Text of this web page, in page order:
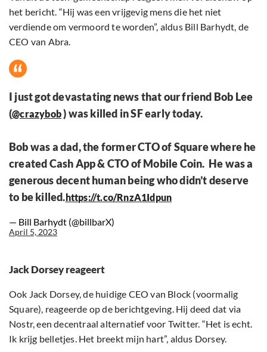
het bericht. “Hij was een vrijgevig mens die het niet
verdiende om vermoord te worden”, aldus Bill Barhydt, de
CEO van Abra.
I just got devastating news that our friend Bob Lee
(@crazybob) was killed in SF early today.
Bob was a dad, the former CTO of Square where he
created Cash App & CTO of Mobile Coin. He was a
generous decent human being who didn’t deserve
to be killed. https://t.co/RnzA1Idpun
— Bill Barhydt (@billbarX)
April 5, 2023
Jack Dorsey reageert
Ook Jack Dorsey, de huidige CEO van Block (voormalig
Square), reageerde op de berichtgeving. Hij deed dat via
Nostr, een decentraal alternatief voor Twitter. “Het is echt.
Ik krijg belletjes. Het breekt mijn hart”, aldus Dorsey.